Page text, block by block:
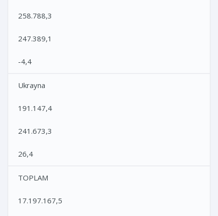
258.788,3
247.389,1
-4,4
Ukrayna
191.147,4
241.673,3
26,4
TOPLAM
17.197.167,5